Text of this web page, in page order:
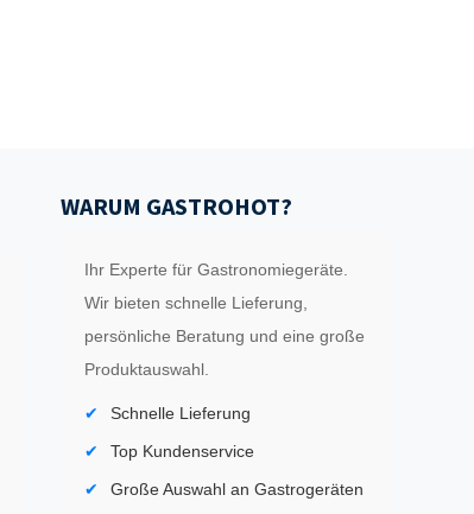
WARUM GASTROHOT?
Ihr Experte für Gastronomiegeräte.
Wir bieten schnelle Lieferung,
persönliche Beratung und eine große
Produktauswahl.
Schnelle Lieferung
Top Kundenservice
Große Auswahl an Gastrogeräten